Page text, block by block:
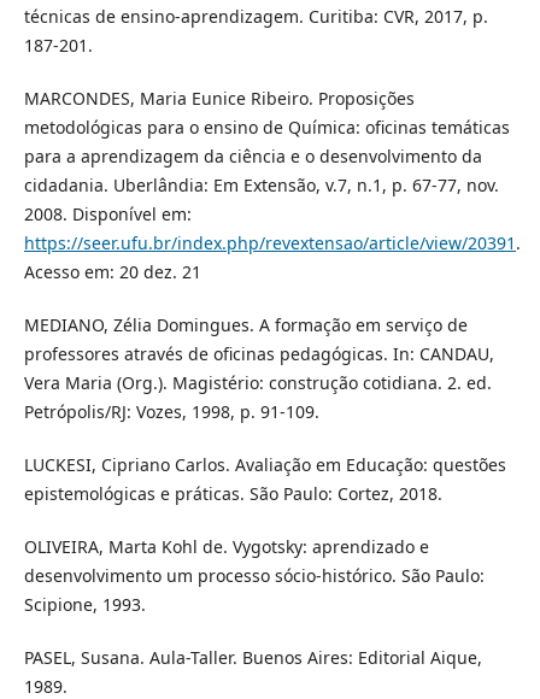
técnicas de ensino-aprendizagem. Curitiba: CVR, 2017, p.
187-201.
MARCONDES, Maria Eunice Ribeiro. Proposições
metodológicas para o ensino de Química: oficinas temáticas
para a aprendizagem da ciência e o desenvolvimento da
cidadania. Uberlândia: Em Extensão, v.7, n.1, p. 67-77, nov.
2008. Disponível em:
https://seer.ufu.br/index.php/revextensao/article/view/20391 .
Acesso em: 20 dez. 21
MEDIANO, Zélia Domingues. A formação em serviço de
professores através de oficinas pedagógicas. In: CANDAU,
Vera Maria (Org.). Magistério: construção cotidiana. 2. ed.
Petrópolis/RJ: Vozes, 1998, p. 91-109.
LUCKESI, Cipriano Carlos. Avaliação em Educação: questões
epistemológicas e práticas. São Paulo: Cortez, 2018.
OLIVEIRA, Marta Kohl de. Vygotsky: aprendizado e
desenvolvimento um processo sócio-histórico. São Paulo:
Scipione, 1993.
PASEL, Susana. Aula-Taller. Buenos Aires: Editorial Aique,
1989.